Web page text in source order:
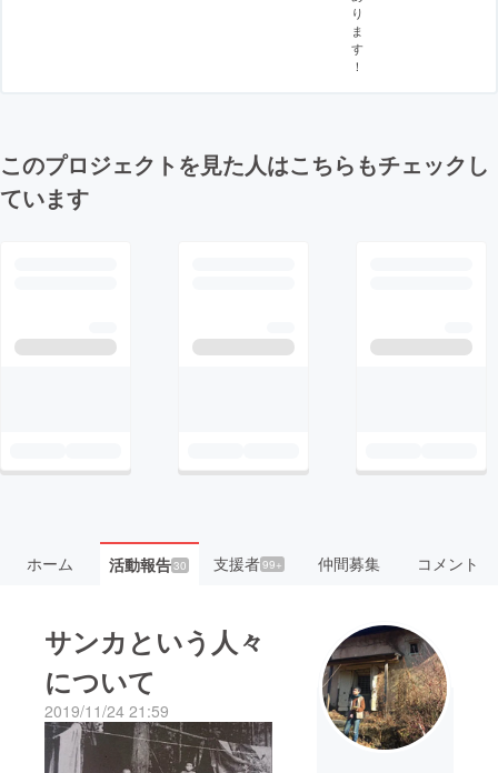
り
ま
す
！
このプロジェクトを見た人はこちらもチェックし
ています
ホーム 活動報告30 支援者99+ 仲間募集 コメント
サンカという人々
について
2019/11/24 21:59